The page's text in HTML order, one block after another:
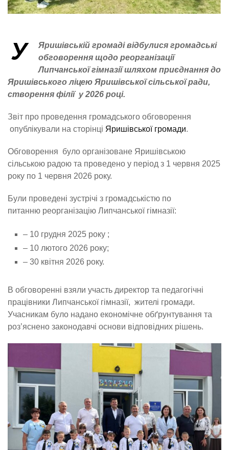
У
Яришівській громаді відбулися громадські
обговорення щодо реорганізації
Липчанської гімназії шляхом приєднання до
Яришівського ліцею Яришівської сільської ради,
створення філії у 2026 році.
Звіт про проведення громадського обговорення
опублікували на сторінці Яришівської громади.
Обговорення було організоване Яришівською
сільською радою та проведено у період з 1 червня 2025
року по 1 червня 2026 року.
Були проведені зустрічі з громадськістю по
питанню реорганізацію Липчанської гімназії:
– 10 грудня 2025 року ;
– 10 лютого 2026 року;
– 30 квітня 2026 року.
В обговоренні взяли участь директор та педагогічні
працівники Липчанської гімназії, жителі громади.
Учасникам було надано економічне обґрунтування та
роз’яснено законодавчі основи відповідних рішень.